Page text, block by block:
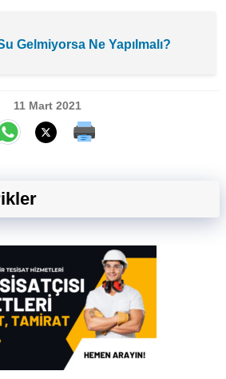
Gelmiyorsa Ne Yapılmalı?
11 Mart 2021